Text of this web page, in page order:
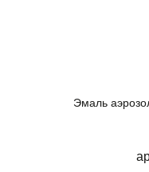
Эмаль